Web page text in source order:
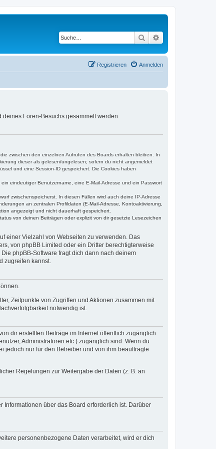
Suche
Anmelden
Registrieren
deines Foren-Besuchs gesammelt werden.
zwischen den einzelnen Aufrufen des Boards erhalten bleiben. In
dieser als gelesen/ungelesen; sofern du nicht angemeldet
und eine Session-ID gespeichert. Die Cookies haben
eindeutiger Benutzername, eine E-Mail-Adresse und ein Passwort
zwischenspeicherst. In diesen Fällen wird auch deine IP-Adresse
an zentralen Profildaten (E-Mail-Adresse, Kontoaktivierung,
angezeigt und nicht dauerhaft gespeichert.
von deinen Beiträgen oder explizit von dir gesetzte Lesezeichen
einer Vielzahl von Webseiten zu verwenden. Das
von phpBB Limited oder ein Dritter berechtigterweise
phpBB-Software fragt dich dann nach deinem
zugreifen kannst.
Zeitpunkte von Zugriffen und Aktionen zusammen mit
notwendig ist.
dir erstellten Beiträge im Internet öffentlich zugänglich
Administratoren etc.) zugänglich sind. Wenn du
jedoch nur für den Betreiber und von ihm beauftragte
Regelungen zur Weitergabe der Daten (z. B. an
Informationen über das Board erforderlich ist. Darüber
personenbezogene Daten verarbeitet, wird er dich